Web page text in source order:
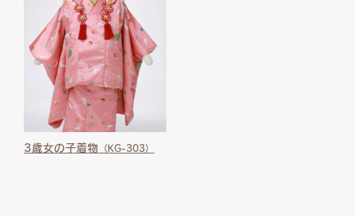
3歳女の子着物 （KG-303）